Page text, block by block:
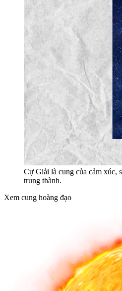
Cự Giải là cung của cảm xúc,
trung thành.
Xem cung hoàng đạo